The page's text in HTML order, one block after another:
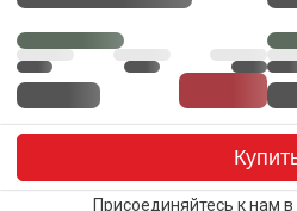
Материал
ножек/опоры
Металл
Обивочный
материал
Каркас
Оттенок каркаса
Белый
Тип опоры
4 ножки
Присоединяйтесь к нам